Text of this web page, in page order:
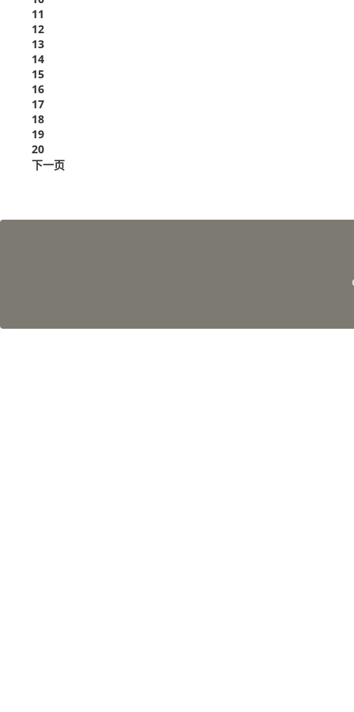
11
12
13
14
15
16
17
18
19
20
下一页